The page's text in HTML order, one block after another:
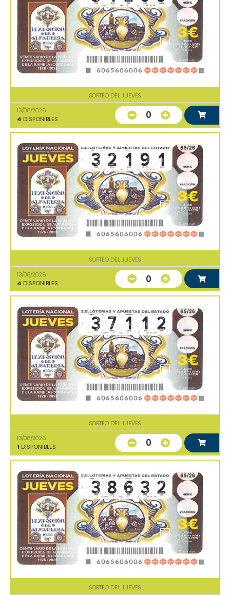
SORTEO DEL JUEVES
13/08/2026
4 DISPONIBLES 0
SORTEO DEL JUEVES
13/08/2026
4 DISPONIBLES 0
SORTEO DEL JUEVES
13/08/2026
1 DISPONIBLES 0
SORTEO DEL JUEVES